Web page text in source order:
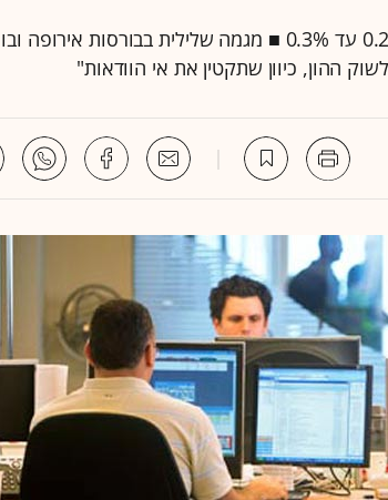
מדד המחירים לחודש מאי שיתפרסם הערב צפוי לעלות ב-0.2% עד 0.3% ■ מגמה שלילית בבורסות
ההון, כיוון שתקטין את אי הוודאות"